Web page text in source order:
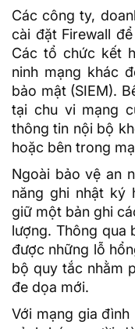
Các công ty,
cài đặt Firewall
Các tổ chức kết
ninh mạng khác
bảo mật (SIEM).
tại chu vi mạng
thông tin nội bộ
hoặc bên trong
Ngoài bảo vệ an
năng ghi nhật ký
giữ một bản ghi
lượng. Thông qua
được những lỗ
bộ quy tắc nhằm
đe dọa mới.
Với mạng gia